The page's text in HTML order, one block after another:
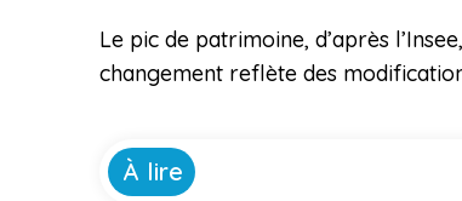
Le pic de patrimoine, d’après
changement reflète des
À lire